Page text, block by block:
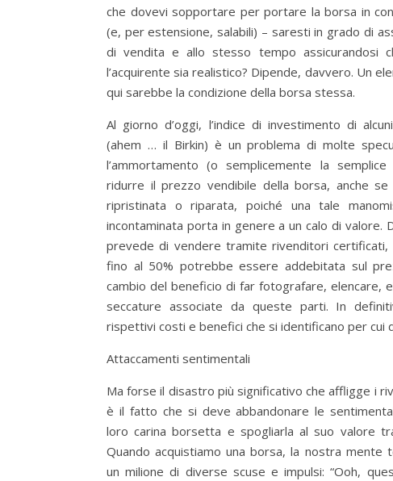
che dovevi sopportare per portare la borsa in
(e, per estensione, salabili) – saresti in grado di
di vendita e allo stesso tempo assicurandosi
l’acquirente sia realistico? Dipende, davvero. Un
qui sarebbe la condizione della borsa stessa.
Al giorno d’oggi, l’indice di investimento di
(ahem … il Birkin) è un problema di molte
l’ammortamento (o semplicemente la
ridurre il prezzo vendibile della borsa, anche
ripristinata o riparata, poiché una tale
incontaminata porta in genere a un calo di valore.
prevede di vendere tramite rivenditori certificati,
fino al 50% potrebbe essere addebitata sul
cambio del beneficio di far fotografare, elencare,
seccature associate da queste parti. In
rispettivi costi e benefici che si identificano per cui
Attaccamenti sentimentali
Ma forse il disastro più significativo che affligge i
è il fatto che si deve abbandonare le
loro carina borsetta e spogliarla al suo valore
Quando acquistiamo una borsa, la nostra mente
un milione di diverse scuse e impulsi: “Ooh,